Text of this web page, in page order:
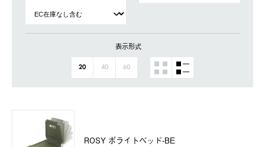
表示形式
20 40 60
ROSY ポライトベッド-BE